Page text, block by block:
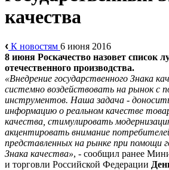
качества
К новостям 6 июня 2016
8 июня Роскачество назовет список
отечественного производства.
«Внедрение государственного Знака
системно воздействовать на рынок с
инструментов. Наша задача -
информацию о реальном качестве
качества, стимулировать
акцентировать внимание
представленных на рынке при помощи
Знака качества», - сообщил ранее
и торговли Российской Федерации